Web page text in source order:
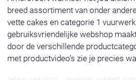
breed assortiment van onder
vette cakes en categorie 1
gebruiksvriendelijke webshop
door de verschillende
met productvideo’s zie je precies